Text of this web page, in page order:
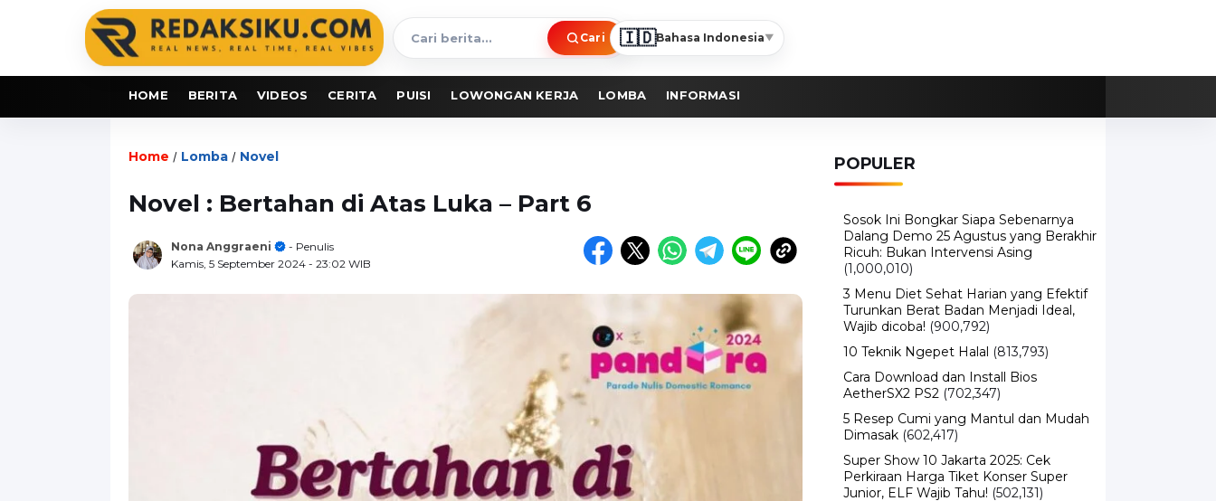
Cari
berita
Cari 🇮🇩Bahasa Indonesia▼
HOME BERITA VIDEOS CERITA PUISI LOWONGAN KERJA LOMBA INFORMASI
Home / Lomba / Novel
Novel : Bertahan di Atas Luka – Part 6
Nona Anggraeni
- Penulis
Kamis, 5 September 2024 - 23:02 WIB
Ricuh: Bukan Intervensi Asing
(1,000,010)
3 Menu Diet Sehat Harian yang Efektif
Wajib dicoba! (900,792)
10 Teknik Ngepet Halal
Cara Download dan Install Bios
5 Resep Cumi yang Mantul dan Mudah
Super Show 10 Jakarta 2025: Cek
Junior, ELF Wajib Tahu! (502,131)
Link Private Server Luck x8 Fish It